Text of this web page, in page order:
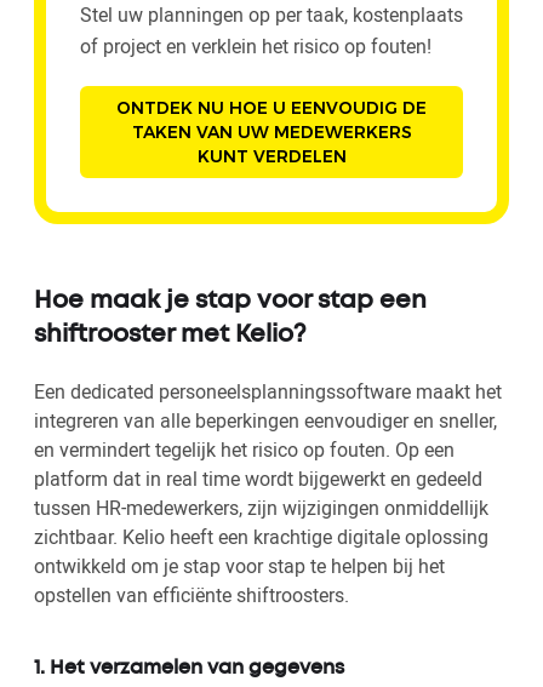
Stel uw planningen op per taak, kostenplaats
of project en verklein het risico op fouten!
ONTDEK NU HOE U EENVOUDIG DE
TAKEN VAN UW MEDEWERKERS
KUNT VERDELEN
Hoe maak je stap voor stap een
shiftrooster met Kelio?
Een dedicated personeelsplanningssoftware maakt het
integreren van alle beperkingen eenvoudiger en sneller,
en vermindert tegelijk het risico op fouten. Op een
platform dat in real time wordt bijgewerkt en gedeeld
tussen HR-medewerkers, zijn wijzigingen onmiddellijk
zichtbaar. Kelio heeft een krachtige digitale oplossing
ontwikkeld om je stap voor stap te helpen bij het
opstellen van efficiënte shiftroosters.
1. Het verzamelen van gegevens